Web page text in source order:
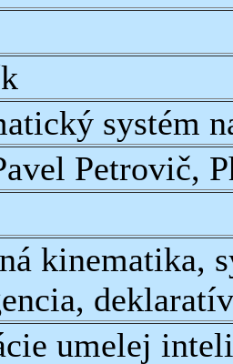
systém
Petrovič,
kinematika,
umelej